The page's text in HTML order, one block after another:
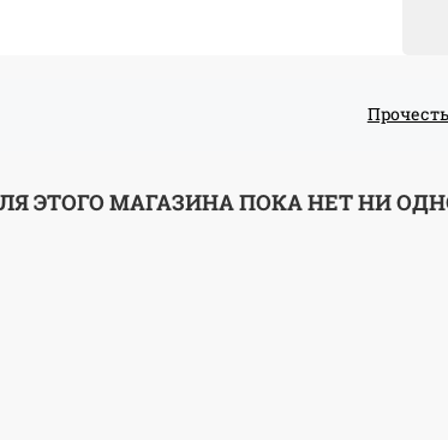
ЭТОГО МАГАЗИНА ПОКА НЕТ НИ